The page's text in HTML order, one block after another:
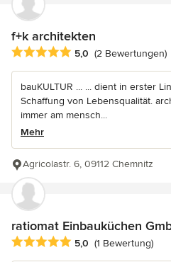
f+k architekten
Durchschnittliche Bewertung: 5
5,0 (2 Bewertungen)
bauKULTUR ... ... dient in erster
Schaffung von Lebensqualität.
immer am mensch...
Mehr
Agricolastr. 6, 09112 Chemnitz
ratiomat Einbauküchen
Durchschnittliche Bewertung: 5
5,0 (1 Bewertung)